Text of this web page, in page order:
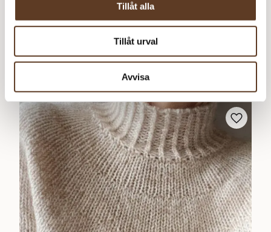
Tillåt alla
Tillåt urval
Avvisa